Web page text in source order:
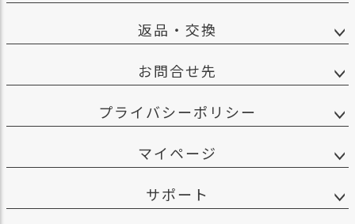
返品・交換
お問合せ先
プライバシーポリシー
マイページ
サポート